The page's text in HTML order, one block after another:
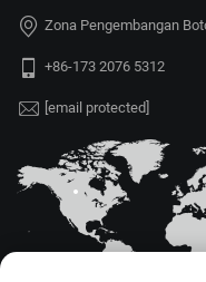
Zona Pengembangan
+86-173 2076 5312
[email protected]